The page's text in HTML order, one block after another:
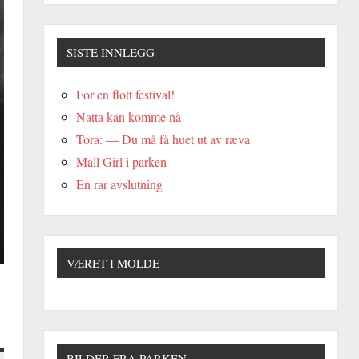
SISTE INNLEGG
For en flott festival!
Natta kan komme nå
Tora: — Du må få huet ut av ræva
Mall Girl i parken
En rar avslutning
VÆRET I MOLDE